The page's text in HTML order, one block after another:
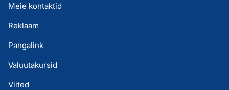
Meie kontaktid
Reklaam
Pangalink
Valuutakursid
Viited